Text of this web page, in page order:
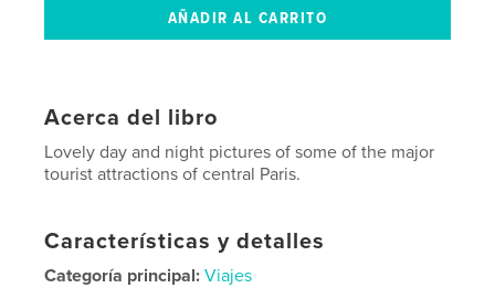
Acerca del libro
Lovely day and night pictures of some of the major
tourist attractions of central Paris.
Características y detalles
Categoría principal: Viajes